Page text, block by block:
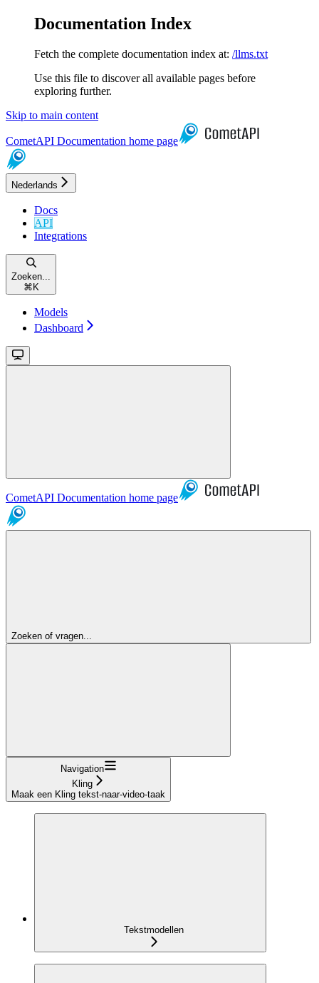
Documentation Index
Fetch the complete documentation index at: /llms.txt
Use this file to discover all available pages before
exploring further.
Skip to main content
CometAPI Documentation home page
Nederlands
Docs
API
Integrations
Zoeken...
⌘ K
Models
Dashboard
CometAPI Documentation home page
Zoeken of vragen...
Navigation
Kling
Maak een Kling tekst-naar-video-taak
Tekstmodellen